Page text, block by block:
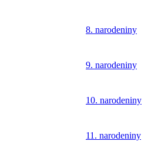
8. narodeniny
9. narodeniny
10. narodeniny
11. narodeniny